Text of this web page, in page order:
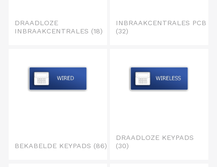
DRAADLOZE
INBRAAKCENTRALES (18)
INBRAAKCENTRALES PCB
(32)
BEKABELDE KEYPADS (86)
DRAADLOZE KEYPADS
(30)